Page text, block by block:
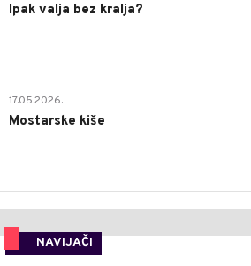
Ipak valja bez kralja?
17.05.2026.
Mostarske kiše
NAVIJAČI